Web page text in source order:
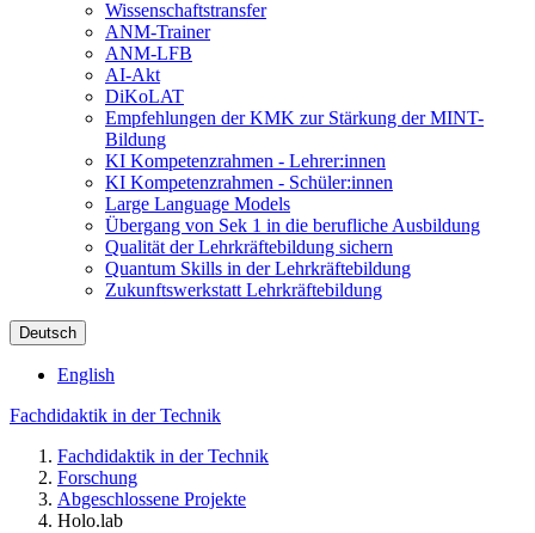
Wissenschaftstransfer
ANM-Trainer
ANM-LFB
AI-Akt
DiKoLAT
Empfehlungen der KMK zur Stärkung der MINT-
Bildung
KI Kompetenzrahmen - Lehrer:innen
KI Kompetenzrahmen - Schüler:innen
Large Language Models
Übergang von Sek 1 in die berufliche Ausbildung
Qualität der Lehrkräftebildung sichern
Quantum Skills in der Lehrkräftebildung
Zukunftswerkstatt Lehrkräftebildung
Deutsch
English
Fachdidaktik in der Technik
Fachdidaktik in der Technik
Forschung
Abgeschlossene Projekte
Holo.lab